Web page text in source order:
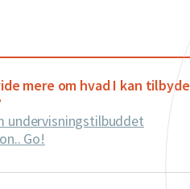
mere om hvad I kan tilbyde
undervisningstilbuddet
Go!